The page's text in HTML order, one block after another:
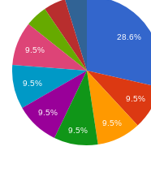
28.6%
9.5%
9.5%
9.5%
9.5%
9.5%
9.5%